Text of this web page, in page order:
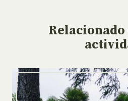
Relacionado